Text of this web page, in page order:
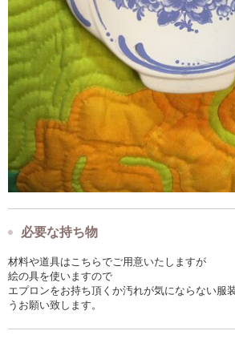
必要な持ち物
材料や道具はこちらでご用意いたしますが
絵の具を使いますので
エプロンをお持ち頂くか汚れが気にならない服
うお願い致します。